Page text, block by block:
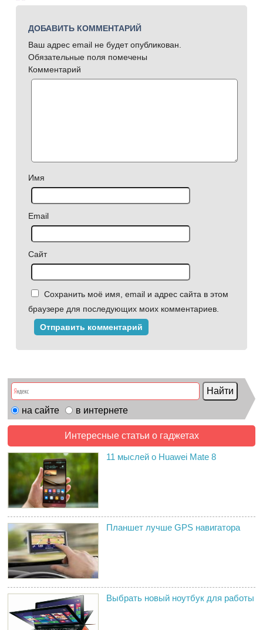
ДОБАВИТЬ КОММЕНТАРИЙ
Ваш адрес email не будет опубликован.
Обязательные поля помечены
Комментарий
Имя
Email
Сайт
Сохранить моё имя, email и адрес сайта в этом
браузере для последующих моих комментариев.
на сайте в интернете
Интересные статьи о гаджетах
11 мыслей о Huawei Mate 8
Планшет лучше GPS навигатора
Выбрать новый ноутбук для работы